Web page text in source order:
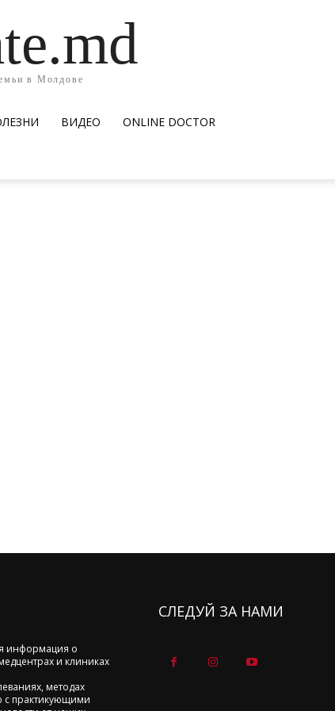
в Молдове
ВИДЕО ОNLINE DOCTOR
информация о
и клиниках
методах
с практикующими
СЛЕДУЙ ЗА НАМИ